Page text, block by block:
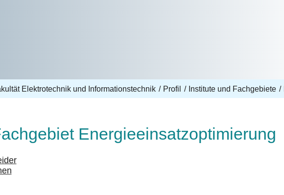
Elektrotechnik und Informationstechnik Profil Institute und Fachgebiete
Energieeinsatzoptimierung